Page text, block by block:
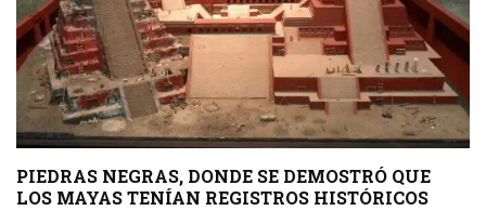
PIEDRAS NEGRAS, DONDE SE DEMOSTRÓ QUE
LOS MAYAS TENÍAN REGISTROS HISTÓRICOS